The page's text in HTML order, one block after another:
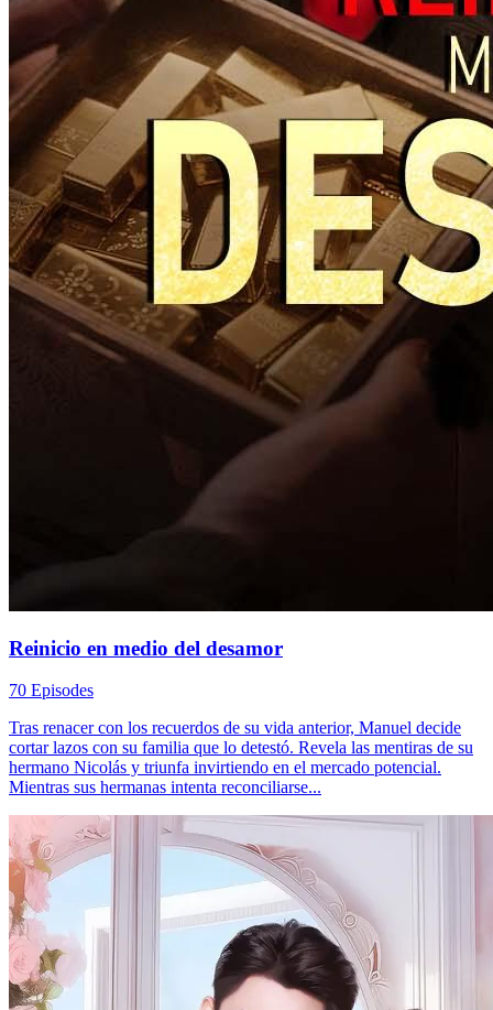
Reinicio en medio del desamor
70 Episodes
Tras renacer con los recuerdos de su vida anterior, Manuel decide
cortar lazos con su familia que lo detestó. Revela las mentiras de su
hermano Nicolás y triunfa invirtiendo en el mercado potencial.
Mientras sus hermanas intenta reconciliarse...